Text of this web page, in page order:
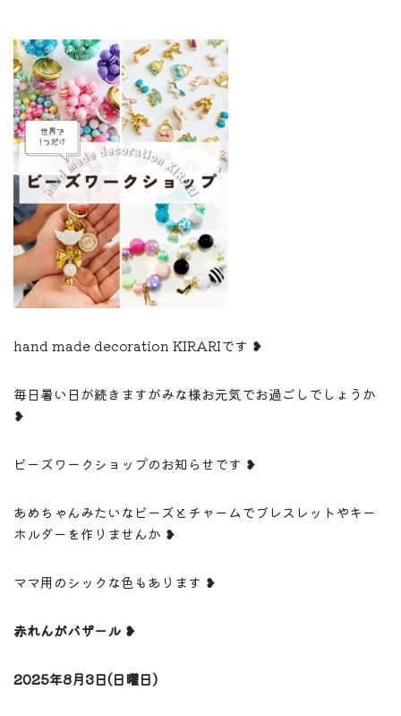
hand made decoration KIRARIです ❥
毎日暑い日が続きますがみな様お元気でお過ごしでしょうか
❥
ビーズワークショップのお知らせです ❥
あめちゃんみたいなビーズとチャームでブレスレットやキー
ホルダーを作りませんか ❥
ママ用のシックな色もあります ❥
赤れんがバザール ❥
2025年8月3日(日曜日)